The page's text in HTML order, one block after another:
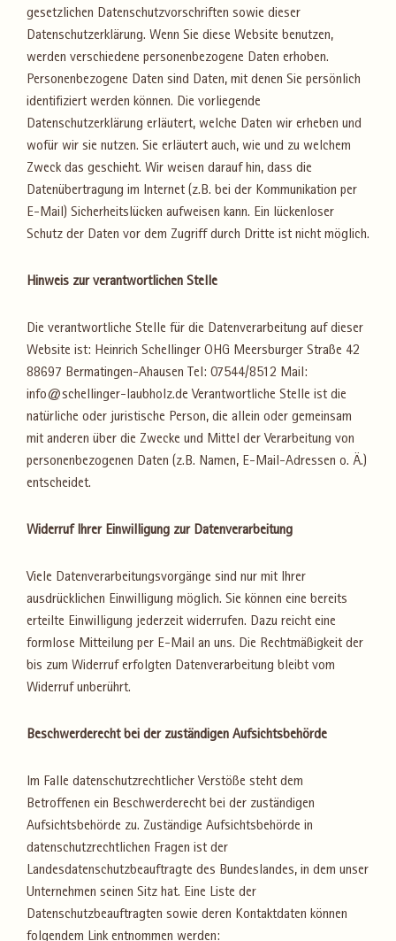
gesetzlichen Datenschutzvorschriften sowie dieser
Datenschutzerklärung. Wenn Sie diese Website benutzen,
werden verschiedene personenbezogene Daten erhoben.
Personenbezogene Daten sind Daten, mit denen Sie persönlich
identifiziert werden können. Die vorliegende
Datenschutzerklärung erläutert, welche Daten wir erheben und
wofür wir sie nutzen. Sie erläutert auch, wie und zu welchem
Zweck das geschieht. Wir weisen darauf hin, dass die
Datenübertragung im Internet (z.B. bei der Kommunikation per
E-Mail) Sicherheitslücken aufweisen kann. Ein lückenloser
Schutz der Daten vor dem Zugriff durch Dritte ist nicht möglich.
Hinweis zur verantwortlichen Stelle
Die verantwortliche Stelle für die Datenverarbeitung auf dieser
Website ist: Heinrich Schellinger OHG Meersburger Straße 42
88697 Bermatingen-Ahausen Tel: 07544/8512 Mail:
info@schellinger-laubholz.de Verantwortliche Stelle ist die
natürliche oder juristische Person, die allein oder gemeinsam
mit anderen über die Zwecke und Mittel der Verarbeitung von
personenbezogenen Daten (z.B. Namen, E-Mail-Adressen o. Ä.)
entscheidet.
Widerruf Ihrer Einwilligung zur Datenverarbeitung
Viele Datenverarbeitungsvorgänge sind nur mit Ihrer
ausdrücklichen Einwilligung möglich. Sie können eine bereits
erteilte Einwilligung jederzeit widerrufen. Dazu reicht eine
formlose Mitteilung per E-Mail an uns. Die Rechtmäßigkeit der
bis zum Widerruf erfolgten Datenverarbeitung bleibt vom
Widerruf unberührt.
Beschwerderecht bei der zuständigen Aufsichtsbehörde
Im Falle datenschutzrechtlicher Verstöße steht dem
Betroffenen ein Beschwerderecht bei der zuständigen
Aufsichtsbehörde zu. Zuständige Aufsichtsbehörde in
datenschutzrechtlichen Fragen ist der
Landesdatenschutzbeauftragte des Bundeslandes, in dem unser
Unternehmen seinen Sitz hat. Eine Liste der
Datenschutzbeauftragten sowie deren Kontaktdaten können
folgendem Link entnommen werden: